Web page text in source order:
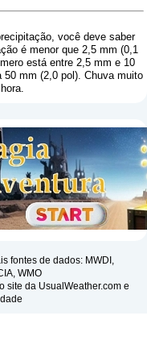
você deve saber
é menor que 2,5 mm (0,1
está entre 2,5 mm e 10
mm (2,0 pol). Chuva muito
fontes de dados: MWDI,
WMO
site da UsualWeather.com e